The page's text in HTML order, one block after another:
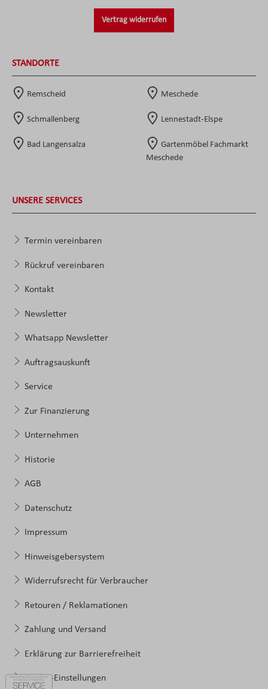
Vertrag widerrufen
STANDORTE
Remscheid Meschede
Schmallenberg Lennestadt-Elspe
Bad Langensalza
Gartenmöbel Fachmarkt
Meschede
UNSERE SERVICES
Termin vereinbaren
Rückruf vereinbaren
Kontakt
Newsletter
Whatsapp Newsletter
Auftragsauskunft
Service
Zur Finanzierung
Unternehmen
Historie
AGB
Datenschutz
Impressum
Hinweisgebersystem
Widerrufsrecht für Verbraucher
Retouren / Reklamationen
Zahlung und Versand
Erklärung zur Barrierefreiheit
Cookie-Einstellungen